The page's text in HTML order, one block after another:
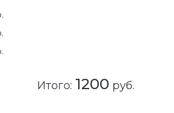
раскидистая
Итого: 1200 руб.